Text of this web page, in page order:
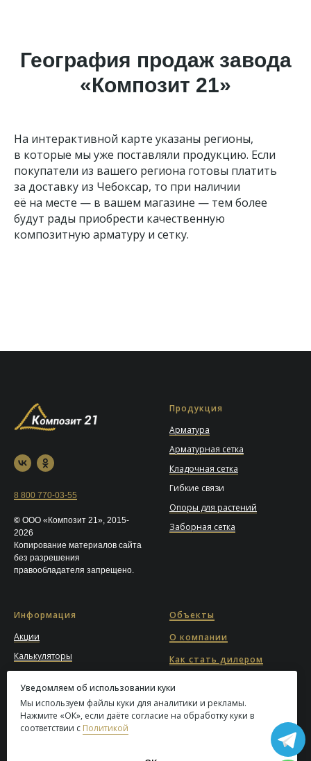
Уведомляем об использовании куки
Мы используем файлы куки для аналитики и рекламы.
Нажмите «ОК», если даёте согласие на обработку куки в
соответствии с Политикой
География продаж завода
«Композит 21»
На интерактивной карте указаны регионы,
в которые мы уже поставляли продукцию. Если
покупатели из вашего региона готовы платить
за доставку из Чебоксар, то при наличии
её на месте — в вашем магазине — тем более
будут рады приобрести качественную
композитную арматуру и сетку.
8 800 770-03-55
© ООО «Композит 21», 2015-
2026
Копирование материалов сайта
без разрешения
правообладателя запрещено.
Продукция
Арматура
Арматурная сетка
Кладочная сетка
Гибкие связи
Опоры для растений
Заборная сетка
Информация
Акции
Калькуляторы
Вопрос-ответ
Отзывы
Сферы применения
Объекты
О компании
Как стать дилером
Где купить